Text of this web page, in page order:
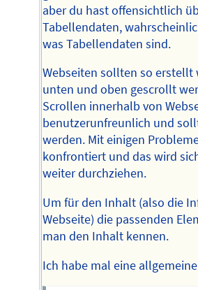
aber du hast offensichtlich
Tabellendaten,
was Tabellendaten sind.
Webseiten sollten so erstellt
unten und oben gescrollt
Scrollen innerhalb von
benutzerunfreunlich und
werden. Mit einigen
konfrontiert und das wird
weiter durchziehen.
Um für den Inhalt (also die
Webseite) die passenden
man den Inhalt kennen.
Ich habe mal eine